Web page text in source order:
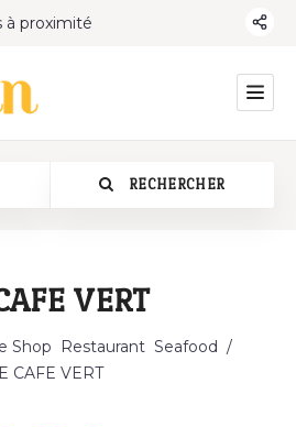
à proximité
RECHERCHER
VERT
Shop Restaurant Seafood /
CAFE VERT